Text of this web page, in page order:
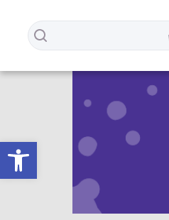
פתח